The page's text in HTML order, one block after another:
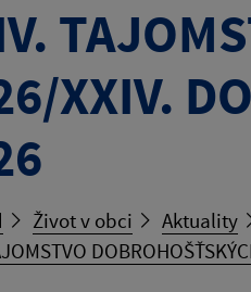
XXIV.
Život v obci
Aktuality